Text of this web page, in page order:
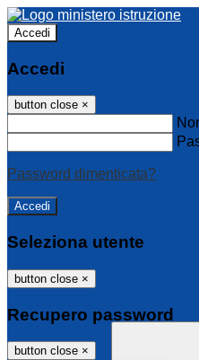
Accedi
Accedi
button close ×
Password dimenticata?
Seleziona utente
button close ×
Recupero password
button close ×